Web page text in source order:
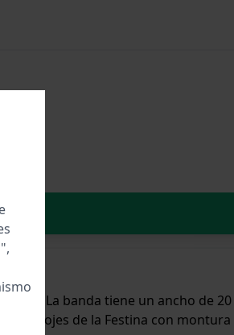
La banda tiene un ancho de
relojes de la Festina con montura